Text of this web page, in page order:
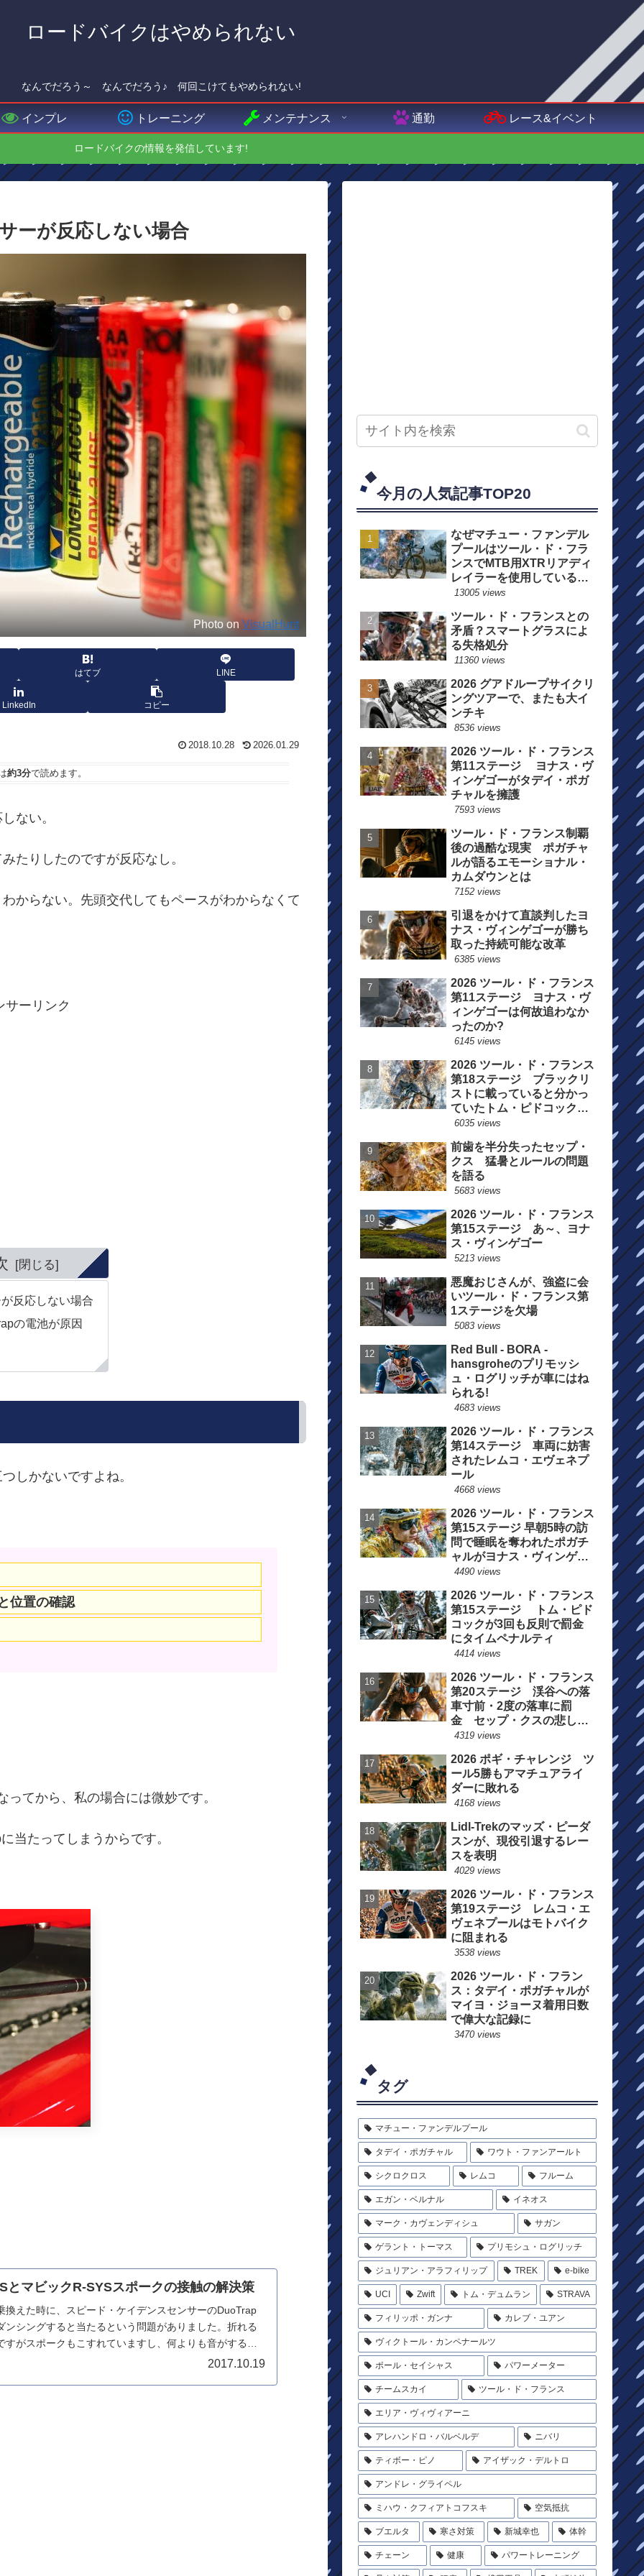
ロードバイクはやめられない
なんでだろう～ なんでだろう♪ 何回こけてもやめられない!
インプレ トレーニング メンテナンス 通勤 レース&イベント
ロードバイクの情報を発信しています!
ーが反応しない場合
Photo onVisualHunt
はてブ LINE
LinkedIn コピー
2018.10.28 2026.01.29
約3分で読めます。
ない。
たりしたのですが反応なし。
からない。先頭交代してもペースがわからなくて
サーリンク
反応しない場合
の電池が原因
しかないですよね。
位置の確認
てから、私の場合には微妙です。
当たってしまうからです。
とマビックR-SYSスポークの接触の解決策
換えた時に、スピード・ケイデンスセンサーのDuoTrap
ンシングすると当たるという問題がありました。折れる
すがスポークもこすれていますし、何よりも音がすると
2017.10.19
今月の人気記事TOP20
なぜマチュー・ファンデル
プールはツール・ド・フラ
ンスでMTB用XTRリアディ
レイラーを使用しているの
か？
13005 views
ツール・ド・フランスとの
矛盾？スマートグラスによ
る失格処分
11360 views
2026 グアドループサイクリ
ングツアーで、またも大イ
ンチキ
8536 views
2026 ツール・ド・フランス
第11ステージ ヨナス・ヴ
ィンゲゴーがタデイ・ポガ
チャルを擁護
7593 views
ツール・ド・フランス制覇
後の過酷な現実 ポガチャ
ルが語るエモーショナル・
カムダウンとは
7152 views
引退をかけて直談判したヨ
ナス・ヴィンゲゴーが勝ち
取った持続可能な改革
6385 views
2026 ツール・ド・フランス
第11ステージ ヨナス・ヴ
ィンゲゴーは何故追わなか
ったのか?
6145 views
2026 ツール・ド・フランス
第18ステージ ブラックリ
ストに載っていると分かっ
ていたトム・ピドコックは
総合順位死守に
6035 views
前歯を半分失ったセップ・
クス 猛暑とルールの問題
を語る
5683 views
2026 ツール・ド・フランス
第15ステージ あ～、ヨナ
ス・ヴィンゲゴー
5213 views
悪魔おじさんが、強盗に会
いツール・ド・フランス第
1ステージを欠場
5083 views
Red Bull - BORA -
hansgroheのプリモッシ
ュ・ログリッチが車にはね
られる!
4683 views
2026 ツール・ド・フランス
第14ステージ 車両に妨害
されたレムコ・エヴェネプ
ール
4668 views
2026 ツール・ド・フランス
第15ステージ 早朝5時の訪
問で睡眠を奪われたポガチ
ャルがヨナス・ヴィンゲゴ
ーの離脱を惜しむ
4490 views
2026 ツール・ド・フランス
第15ステージ トム・ピド
コックが3回も反則で罰金
にタイムペナルティ
4414 views
2026 ツール・ド・フランス
第20ステージ 渓谷への落
車寸前・2度の落車に罰
金 セップ・クスの悲しい
一日
4319 views
2026 ポギ・チャレンジ ツ
ール5勝もアマチュアライ
ダーに敗れる
4168 views
Lidl-Trekのマッズ・ピーダ
スンが、現役引退するレー
スを表明
4029 views
2026 ツール・ド・フランス
第19ステージ レムコ・エ
ヴェネプールはモトバイク
に阻まれる
3538 views
2026 ツール・ド・フラン
ス：タデイ・ポガチャルが
マイヨ・ジョーヌ着用日数
で偉大な記録に
3470 views
タグ
マチュー・ファンデルプール
タデイ・ポガチャル ワウト・ファンアールト
シクロクロス レムコ フルーム
エガン・ベルナル イネオス
マーク・カヴェンディシュ サガン
ゲラント・トーマス プリモシュ・ログリッチ
ジュリアン・アラフィリップ TREK e-bike
UCI Zwift トム・デュムラン STRAVA
フィリッポ・ガンナ カレブ・ユアン
ヴィクトール・カンペナールツ
ポール・セイシャス パワーメーター
チームスカイ ツール・ド・フランス
エリア・ヴィヴィアーニ
アレハンドロ・バルベルデ ニバリ
ティボー・ピノ アイザック・デルトロ
アンドレ・グライペル
ミハウ・クフィアトコフスキ 空気抵抗
ブエルタ 寒さ対策 新城幸也 体幹
チェーン 健康 パワートレーニング